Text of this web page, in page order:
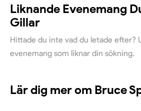
Liknande Evenemang
Gillar
Hittade du inte vad du letade efter?
evenemang som liknar din sökning.
Lär dig mer om Bruce